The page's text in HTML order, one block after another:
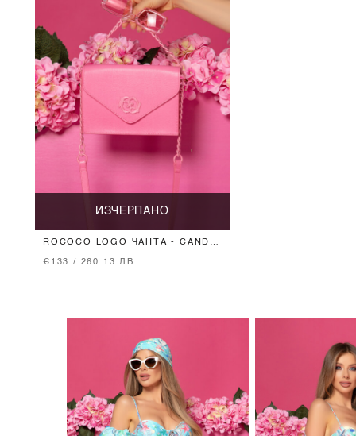
ИЗЧЕРПАНО
ROCOCO LOGO ЧАНТА - CANDY
€133 / 260.13 ЛВ.